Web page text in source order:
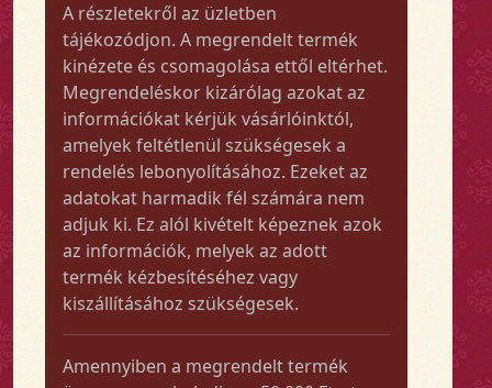
A részletekről az üzletben
tájékozódjon. A megrendelt termék
kinézete és csomagolása ettől eltérhet.
Megrendeléskor kizárólag azokat az
információkat kérjük vásárlóinktól,
amelyek feltétlenül szükségesek a
rendelés lebonyolításához. Ezeket az
adatokat harmadik fél számára nem
adjuk ki. Ez alól kivételt képeznek azok
az információk, melyek az adott
termék kézbesítéséhez vagy
kiszállításához szükségesek.
Amennyiben a megrendelt termék